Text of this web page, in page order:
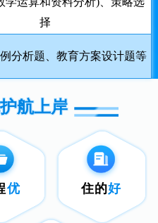
择
分析题、教育方案设计题等
航上岸
优 住的好